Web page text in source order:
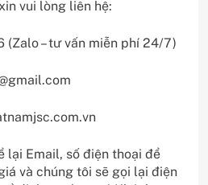
vui lòng liên hệ:
– tư vấn miễn phí 24/7)
lại Email, số điện thoại để
và chúng tôi sẽ gọi lại điện